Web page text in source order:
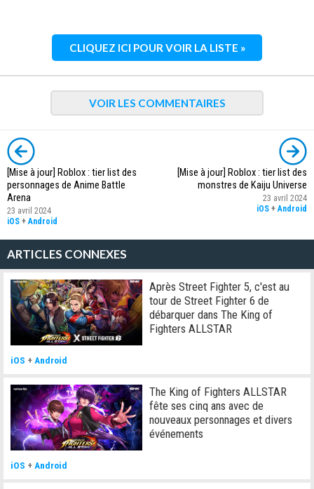
CLIQUEZ ICI POUR VOIR LA LISTE »
VOIR LES COMMENTAIRES
[Mise à jour] Roblox : tier list des
personnages de Anime Battle
Arena
23 avril 2024
iOS +Android
[Mise à jour] Roblox : tier list des
monstres de Kaiju Universe
23 avril 2024
iOS +Android
ARTICLES CONNEXES
Après Street Fighter 5, c'est au
tour de Street Fighter 6 de
débarquer dans The King of
Fighters ALLSTAR
iOS + Android
The King of Fighters ALLSTAR
fête ses cinq ans avec de
nouveaux personnages et divers
événements
iOS + Android